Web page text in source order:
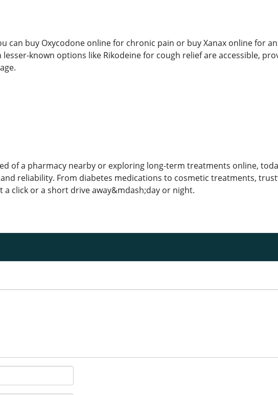
can buy Oxycodone online for chronic pain or buy Xanax online for
known options like Rikodeine for cough relief are accessible,
of a pharmacy nearby or exploring long-term treatments online,
reliability. From diabetes medications to cosmetic treatments,
click or a short drive away&mdash;day or night.